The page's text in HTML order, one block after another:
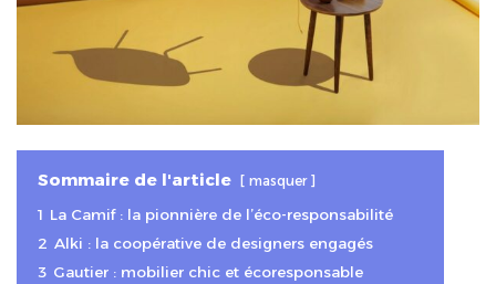
Sommaire de l'article masquer
1 La Camif : la pionnière de l’éco-responsabilité
2 Alki : la coopérative de designers engagés
3 Gautier : mobilier chic et écoresponsable